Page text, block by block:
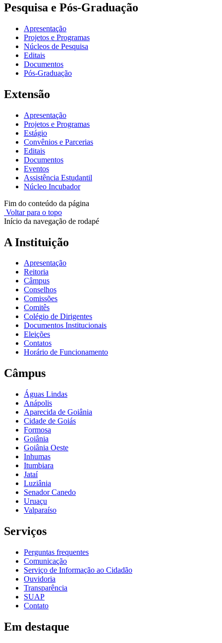
Pesquisa e Pós-Graduação
Apresentação
Projetos e Programas
Núcleos de Pesquisa
Editais
Documentos
Pós-Graduação
Extensão
Apresentação
Projetos e Programas
Estágio
Convênios e Parcerias
Editais
Documentos
Eventos
Assistência Estudantil
Núcleo Incubador
Fim do conteúdo da página
Voltar para o topo
Início da navegação de rodapé
A Instituição
Apresentação
Reitoria
Câmpus
Conselhos
Comissões
Comitês
Colégio de Dirigentes
Documentos Institucionais
Eleições
Contatos
Horário de Funcionamento
Câmpus
Águas Lindas
Anápolis
Aparecida de Goiânia
Cidade de Goiás
Formosa
Goiânia
Goiânia Oeste
Inhumas
Itumbiara
Jataí
Luziânia
Senador Canedo
Uruaçu
Valparaíso
Serviços
Perguntas frequentes
Comunicação
Serviço de Informação ao Cidadão
Ouvidoria
Transparência
SUAP
Contato
Em destaque